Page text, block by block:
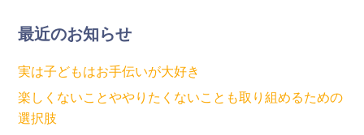
最近のお知らせ
実は子どもはお手伝いが大好き
楽しくないことややりたくないことも取り組めるための
選択肢